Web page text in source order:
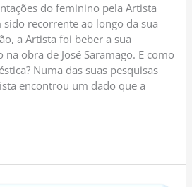
do feminino pela Artista
sido recorrente ao longo da sua
a Artista foi beber a sua
obra de José Saramago. E como
Numa das suas pesquisas
encontrou um dado que a